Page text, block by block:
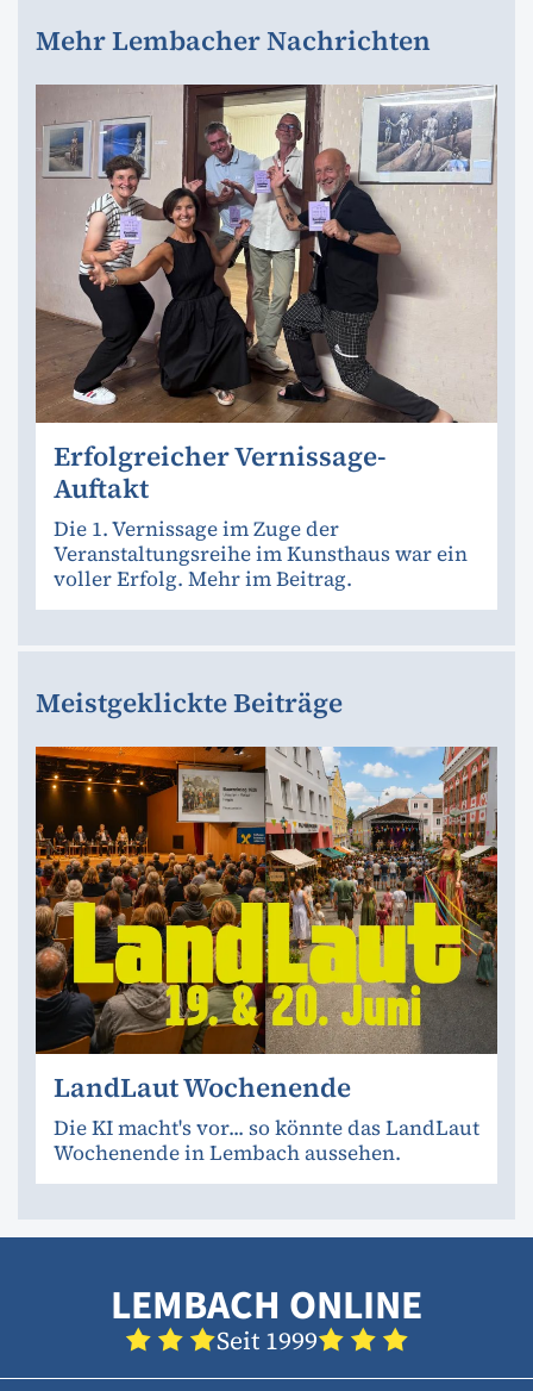
Mehr Lembacher Nachrichten
Erfolgreicher Vernissage-
Auftakt
Die 1. Vernissage im Zuge der
Veranstaltungsreihe im Kunsthaus war ein
voller Erfolg. Mehr im Beitrag.
Meistgeklickte Beiträge
LandLaut Wochenende
Die KI macht's vor... so könnte das LandLaut
Wochenende in Lembach aussehen.
LEMBACH ONLINE
Seit 1999